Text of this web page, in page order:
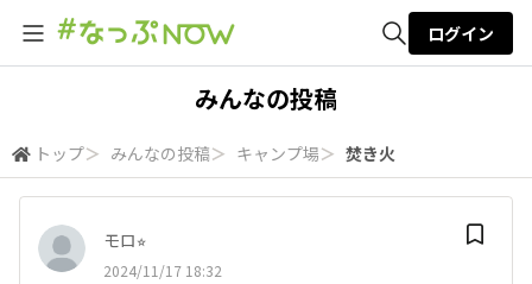
検索
ログイン
みんなの投稿
トップ＞ みんなの投稿＞ キャンプ場＞ 焚き火
モロ⭐︎
2024/11/17 18:32